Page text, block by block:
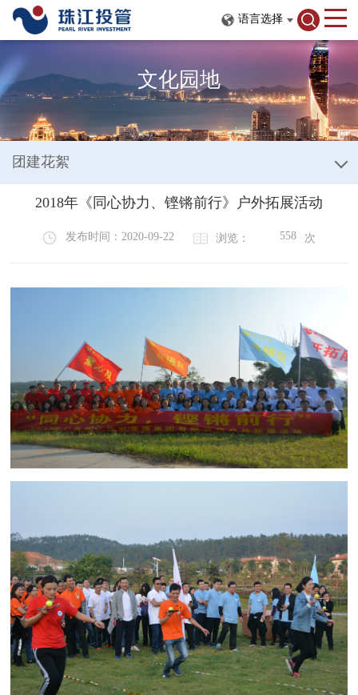
语言选择
文化园地
团建花絮
2018年《同心协力、铿锵前行》户外拓展活动
发布时间：2020-09-22 浏览： 558 次